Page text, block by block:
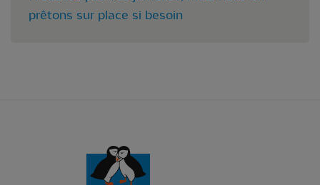
prêtons sur place si besoin